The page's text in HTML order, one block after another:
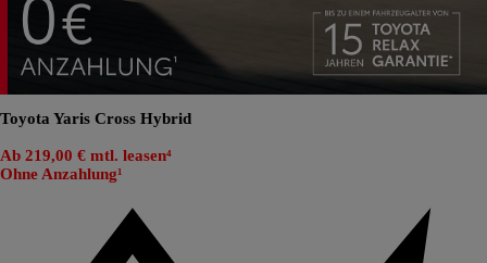
Toyota Yaris Cross Hybrid
Ab 219,00 € mtl. leasen⁴
Ohne Anzahlung¹